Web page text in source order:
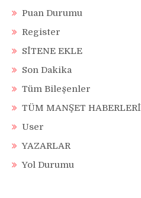
Puan Durumu
Register
SİTENE EKLE
Son Dakika
Tüm Bileşenler
TÜM MANŞET HABERLERİ
User
YAZARLAR
Yol Durumu